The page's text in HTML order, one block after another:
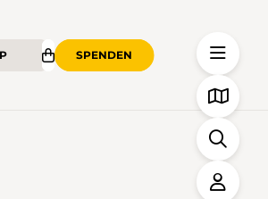
SPENDEN